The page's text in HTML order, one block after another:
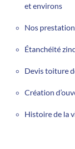
et environs
Nos
Étanchéité
Devis toiture
Création
Histoire de la